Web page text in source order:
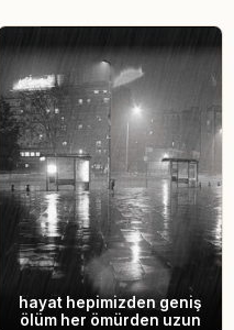
hayat hepimizden geniş
ölüm her ömürden uzun